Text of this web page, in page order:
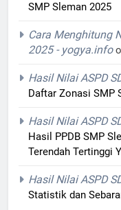
SMP Sleman 2025
Cara Menghitung
2025 - yogya.info
Hasil Nilai ASPD
Daftar Zonasi SMP
Hasil Nilai ASPD
Hasil PPDB SMP
Terendah Tertinggi
Hasil Nilai ASPD
Statistik dan